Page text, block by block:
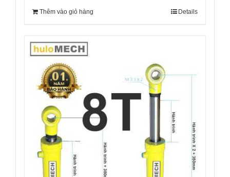
Thêm vào giỏ hàng Details